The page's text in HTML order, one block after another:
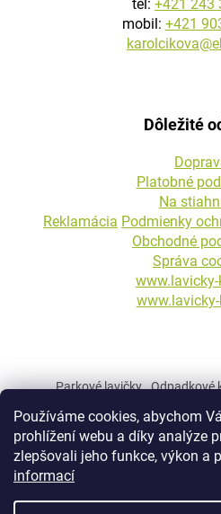
Používáme cookies, abychom
prohlížení webu a díky analýze
zlepšovali jeho funkce, výkon a
informací
tel: +421 243
mobil: +421
Dôležité
Platobné
Na
Reklamácia Podmienky
Obchodné
Správa
www.lavicky-
Parkové lavičky Odpadkové
Mestský a